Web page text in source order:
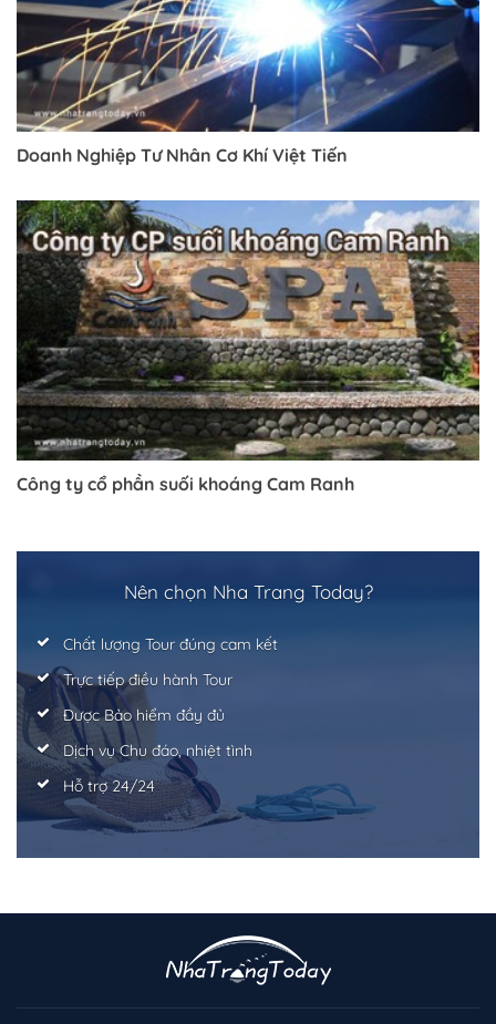
Doanh Nghiệp Tư Nhân Cơ Khí Việt Tiến
Công ty cổ phần suối khoáng Cam Ranh
Nên chọn Nha Trang Today?
Chất lượng Tour đúng cam kết
Trực tiếp điều hành Tour
Được Bảo hiểm đầy đủ
Dịch vụ Chu đáo, nhiệt tình
Hỗ trợ 24/24